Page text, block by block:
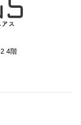
4階